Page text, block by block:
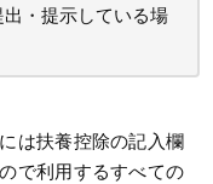
・提示している場
は扶養控除の記入欄
で利用するすべての